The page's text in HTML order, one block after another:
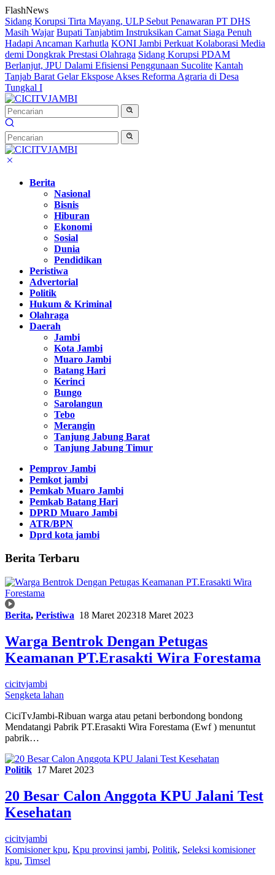
Langsung
ke
konten
FlashNews
Sidang Korupsi Tirta Mayang, ULP Sebut Penawaran PT DHS
Masih Wajar Bupati Tanjabtim Instruksikan Camat Siaga Penuh
Hadapi Ancaman Karhutla KONI Jambi Perkuat Kolaborasi Media
demi Dongkrak Prestasi Olahraga Sidang Korupsi PDAM
Berlanjut, JPU Dalami Efisiensi Penggunaan Sucolite Kantah
Tanjab Barat Gelar Ekspose Akses Reforma Agraria di Desa
Tungkal I
Berita
Nasional
Bisnis
Hiburan
Ekonomi
Sosial
Dunia
Pendidikan
Peristiwa
Advertorial
Politik
Hukum & Kriminal
Olahraga
Daerah
Jambi
Kota Jambi
Muaro Jambi
Batang Hari
Kerinci
Bungo
Sarolangun
Tebo
Merangin
Tanjung Jabung Barat
Tanjung Jabung Timur
Pemprov Jambi
Pemkot jambi
Pemkab Muaro Jambi
Pemkab Batang Hari
DPRD Muaro Jambi
ATR/BPN
Dprd kota jambi
CICITVJAMBI
Berita Terbaru
Berita, Peristiwa 18 Maret 202318 Maret 2023
Warga Bentrok Dengan Petugas
Keamanan PT.Erasakti Wira Forestama
cicitvjambi
Sengketa lahan
CiciTvJambi-Ribuan warga atau petani berbondong bondong
Mendatangi Pabrik PT.Erasakti Wira Forestama (Ewf ) menuntut
pabrik…
Politik 17 Maret 2023
20 Besar Calon Anggota KPU Jalani Test
Kesehatan
cicitvjambi
Komisioner kpu, Kpu provinsi jambi, Politik, Seleksi komisioner
kpu, Timsel